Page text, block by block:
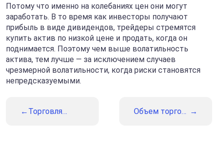
Потому что именно на колебаниях цен они могут
заработать. В то время как инвесторы получают
прибыль в виде дивидендов, трейдеры стремятся
купить актив по низкой цене и продать, когда он
поднимается. Поэтому чем выше волатильность
актива, тем лучше — за исключением случаев
чрезмерной волатильности, когда риски становятся
непредсказуемыми.
Торговля
Объем торгов: